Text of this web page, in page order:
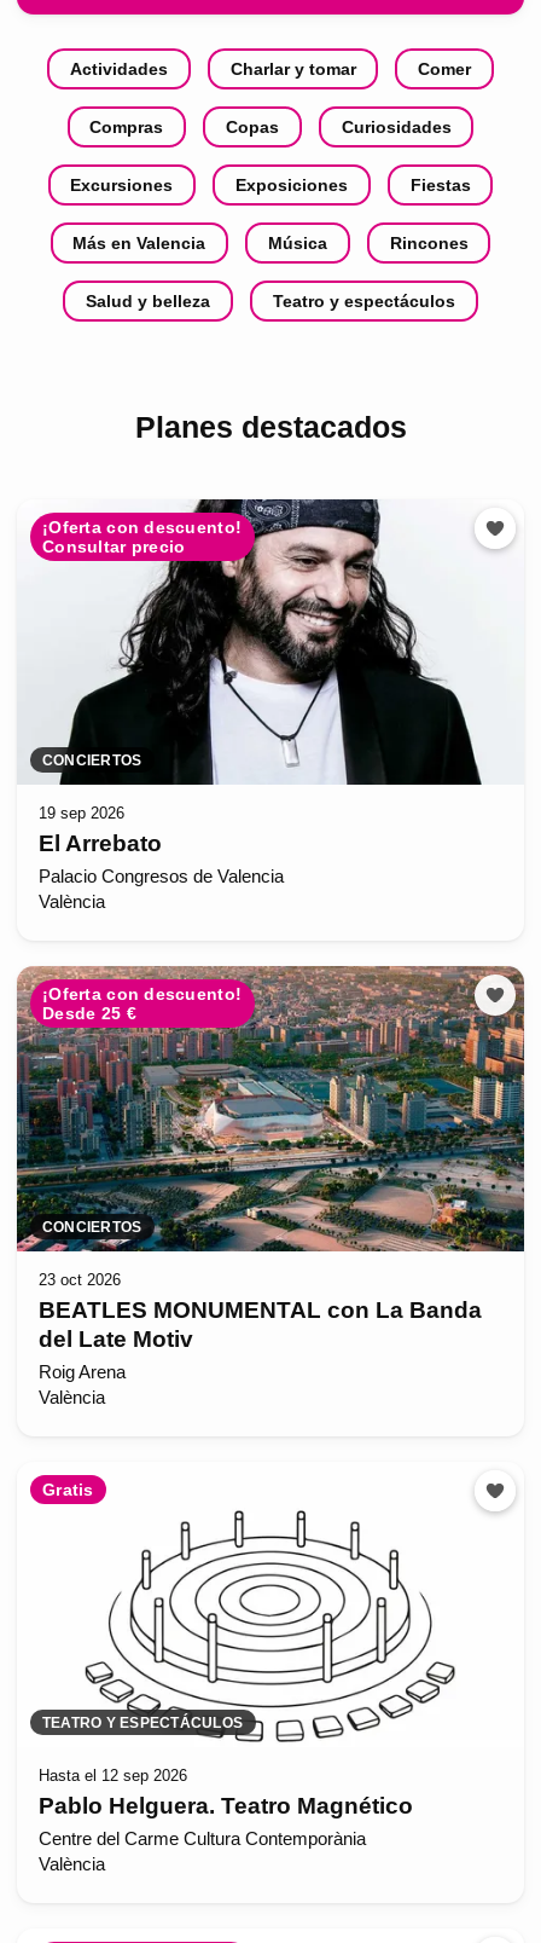
Actividades Charlar y tomar Comer
Compras Copas Curiosidades
Excursiones Exposiciones Fiestas
Más en Valencia Música Rincones
Salud y belleza Teatro y espectáculos
Planes destacados
¡Oferta con descuento!
Consultar precio
CONCIERTOS
19 sep 2026
El Arrebato
Palacio Congresos de Valencia
València
¡Oferta con descuento!
Desde 25 €
CONCIERTOS
23 oct 2026
BEATLES MONUMENTAL con La Banda
del Late Motiv
Roig Arena
València
Gratis
TEATRO Y ESPECTÁCULOS
Hasta el 12 sep 2026
Pablo Helguera. Teatro Magnético
Centre del Carme Cultura Contemporània
València